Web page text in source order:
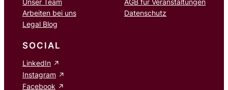
Unser Team
Arbeiten bei uns
Legal Blog
AGB für Veranstaltungen
Datenschutz
SOCIAL
LinkedIn
Instagram
Facebook